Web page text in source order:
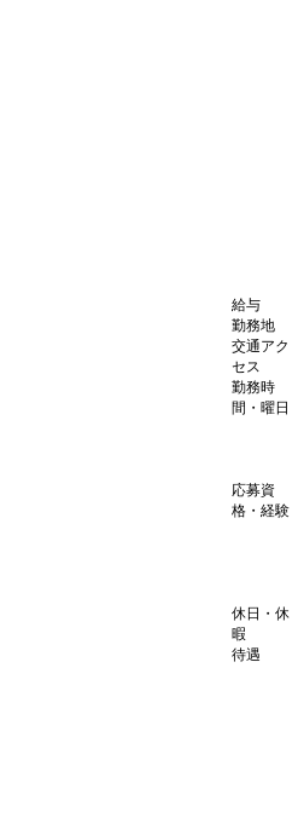
給与
勤務地
交通アク
セス
勤務時
間・曜日
応募資
格・経験
休日・休
暇
待遇